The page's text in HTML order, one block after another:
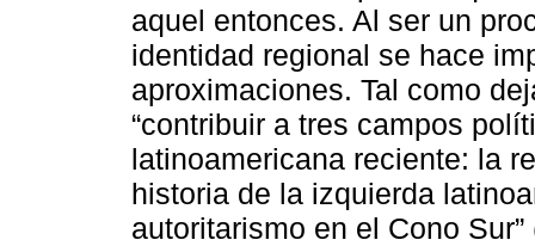
aquel entonces. Al ser un
identidad regional se hace
aproximaciones. Tal como
“contribuir a tres campos
latinoamericana reciente: la
historia de la izquierda
autoritarismo en el Cono Sur”